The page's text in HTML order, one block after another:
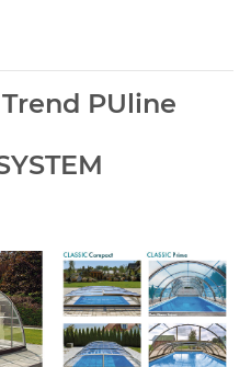
Trend PUline